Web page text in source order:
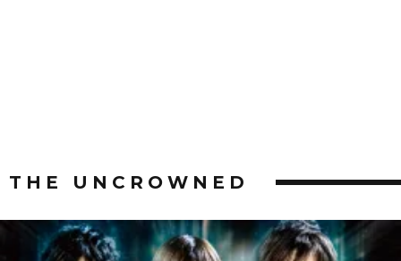
THE UNCROWNED